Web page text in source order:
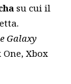
su cui il
Galaxy
One, Xbox